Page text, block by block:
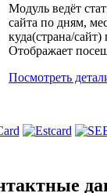
Модуль ведёт
сайта по дням,
куда(страна/
Отображает
Посмотреть